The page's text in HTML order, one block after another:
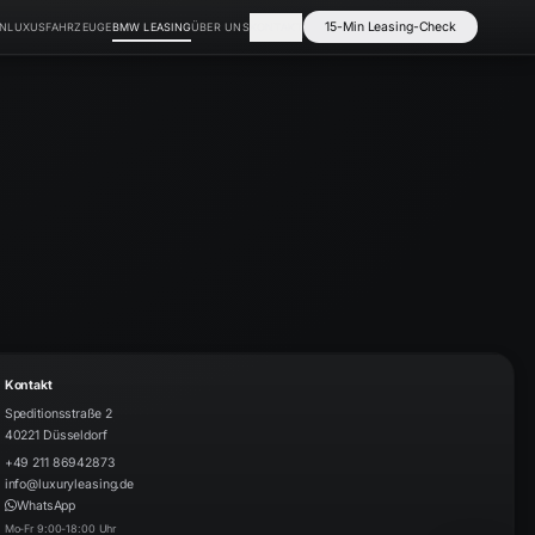
LUXUSFAHRZEUGEBMW LEASINGÜBER UNSKONTAKT 15-Min Leasing-Check
Kontakt
Speditionsstraße 2
40221 Düsseldorf
​+49 211 86942873
info@luxuryleasing.de
WhatsApp
Mo-Fr 9:00-18:00 Uhr